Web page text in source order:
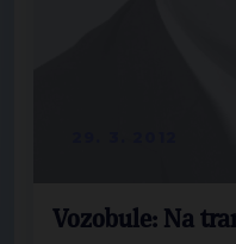
Vozobule: Na